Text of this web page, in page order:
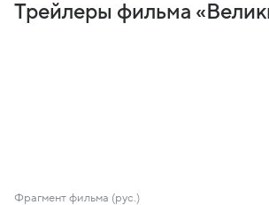
Трейлеры фильма
Фрагмент фильма (рус.)